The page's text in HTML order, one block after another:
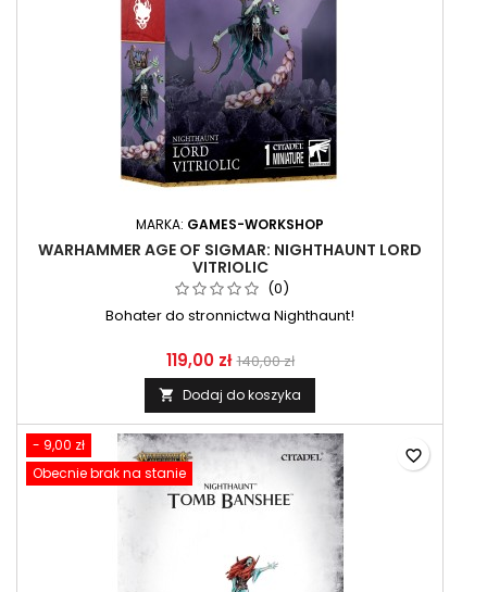
MARKA: GAMES-WORKSHOP
WARHAMMER AGE OF SIGMAR: NIGHTHAUNT LORD
VITRIOLIC
(0)
Bohater do stronnictwa Nighthaunt!
119,00 zł 140,00 zł
 Dodaj do koszyka
- 9,00 zł
Obecnie brak na stanie
favorite_border